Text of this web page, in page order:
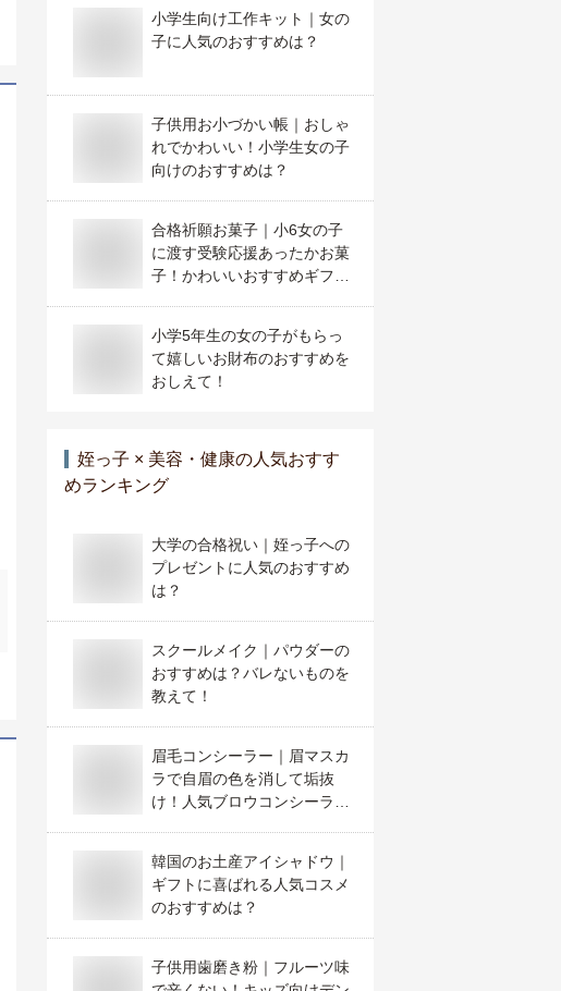
小学生向け工作キット｜女の
子に人気のおすすめは？
子供用お小づかい帳｜おしゃ
れでかわいい！小学生女の子
向けのおすすめは？
合格祈願お菓子｜小6女の子
に渡す受験応援あったかお菓
子！かわいいおすすめギフト
小学5年生の女の子がもらっ
て嬉しいお財布のおすすめを
おしえて！
姪っ子 × 美容・健康の人気おすす
めランキング
大学の合格祝い｜姪っ子への
プレゼントに人気のおすすめ
は？
スクールメイク｜パウダーの
おすすめは？バレないものを
教えて！
眉毛コンシーラー｜眉マスカ
ラで自眉の色を消して垢抜
け！人気ブロウコンシーラー
韓国のお土産アイシャドウ｜
ギフトに喜ばれる人気コスメ
のおすすめは？
子供用歯磨き粉｜フルーツ味